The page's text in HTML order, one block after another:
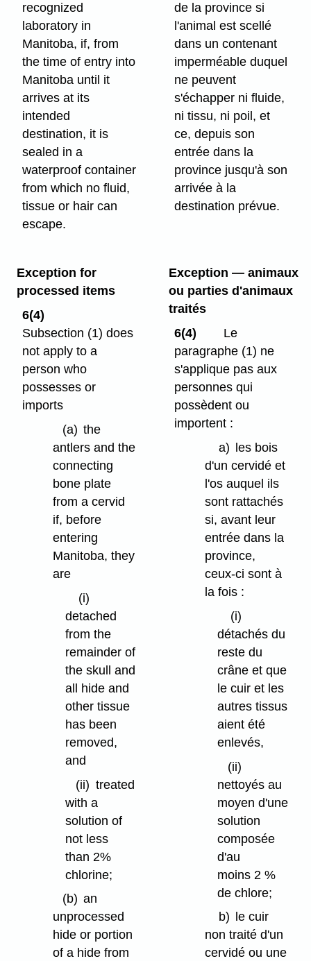
recognized
laboratory in
Manitoba, if, from
the time of entry into
Manitoba until it
arrives at its
intended
destination, it is
sealed in a
waterproof container
from which no fluid,
tissue or hair can
escape.
de la province si
l'animal est scellé
dans un contenant
imperméable duquel
ne peuvent
s'échapper ni fluide,
ni tissu, ni poil, et
ce, depuis son
entrée dans la
province jusqu'à son
arrivée à la
destination prévue.
Exception for
processed items
6(4)
Subsection (1) does
not apply to a
person who
possesses or
imports
(a) the
antlers and the
connecting
bone plate
from a cervid
if, before
entering
Manitoba, they
are
(i)
detached
from the
remainder of
the skull and
all hide and
other tissue
has been
removed,
and
(ii) treated
with a
solution of
not less
than 2%
chlorine;
(b) an
unprocessed
hide or portion
of a hide from
Exception — animaux
ou parties d'animaux
traités
6(4)
Le
paragraphe (1) ne
s'applique pas aux
personnes qui
possèdent ou
importent :
a)
les bois
d'un cervidé et
l'os auquel ils
sont rattachés
si, avant leur
entrée dans la
province,
ceux-ci sont à
la fois :
(i)
détachés du
reste du
crâne et que
le cuir et les
autres tissus
aient été
enlevés,
(ii)
nettoyés au
moyen d'une
solution
composée
d'au
moins 2 %
de chlore;
b)
le cuir
non traité d'un
cervidé ou une